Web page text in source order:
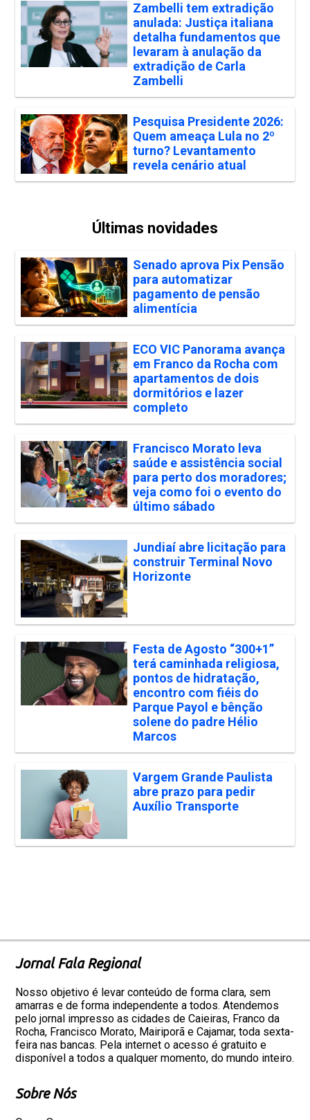
Zambelli tem extradição
anulada: Justiça italiana
detalha fundamentos que
levaram à anulação da
extradição de Carla
Zambelli
Pesquisa Presidente 2026:
Quem ameaça Lula no 2º
turno? Levantamento
revela cenário atual
Últimas novidades
Senado aprova Pix Pensão
para automatizar
pagamento de pensão
alimentícia
ECO VIC Panorama avança
em Franco da Rocha com
apartamentos de dois
dormitórios e lazer
completo
Francisco Morato leva
saúde e assistência social
para perto dos moradores;
veja como foi o evento do
último sábado
Jundiaí abre licitação para
construir Terminal Novo
Horizonte
Festa de Agosto “300+1”
terá caminhada religiosa,
pontos de hidratação,
encontro com fiéis do
Parque Payol e bênção
solene do padre Hélio
Marcos
Vargem Grande Paulista
abre prazo para pedir
Auxílio Transporte
Jornal Fala Regional
Nosso objetivo é levar conteúdo de forma clara, sem
amarras e de forma independente a todos. Atendemos
pelo jornal impresso as cidades de Caieiras, Franco da
Rocha, Francisco Morato, Mairiporã e Cajamar, toda sexta-
feira nas bancas. Pela internet o acesso é gratuito e
disponível a todos a qualquer momento, do mundo inteiro.
Sobre Nós